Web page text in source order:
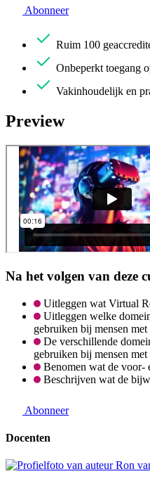
Abonneer
Ruim 100
Onbeperkt toegang
Vakinhoudelijk en
Preview
Na het volgen van deze
Uitleggen wat Virtual
Uitleggen welke
gebruiken bij mensen
De verschillende
gebruiken bij mensen
Benomen wat de voor-
Beschrijven wat de
Abonneer
Docenten